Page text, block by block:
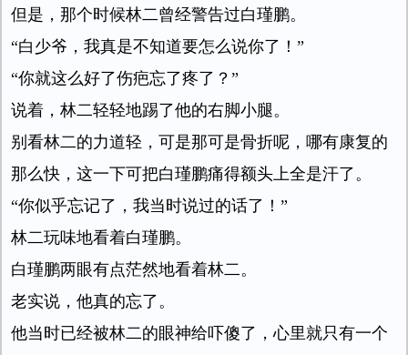
但是，那个时候林二曾经警告过白瑾鹏。
“白少爷，我真是不知道要怎么说你了！”
“你就这么好了伤疤忘了疼了？”
说着，林二轻轻地踢了他的右脚小腿。
别看林二的力道轻，可是那可是骨折呢，哪有康复的
那么快，这一下可把白瑾鹏痛得额头上全是汗了。
“你似乎忘记了，我当时说过的话了！”
林二玩味地看着白瑾鹏。
白瑾鹏两眼有点茫然地看着林二。
老实说，他真的忘了。
他当时已经被林二的眼神给吓傻了，心里就只有一个